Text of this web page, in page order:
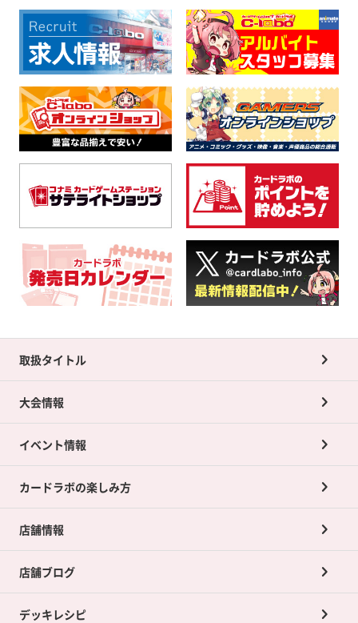
取扱タイトル
大会情報
イベント情報
カードラボの楽しみ方
店舗情報
店舗ブログ
デッキレシピ